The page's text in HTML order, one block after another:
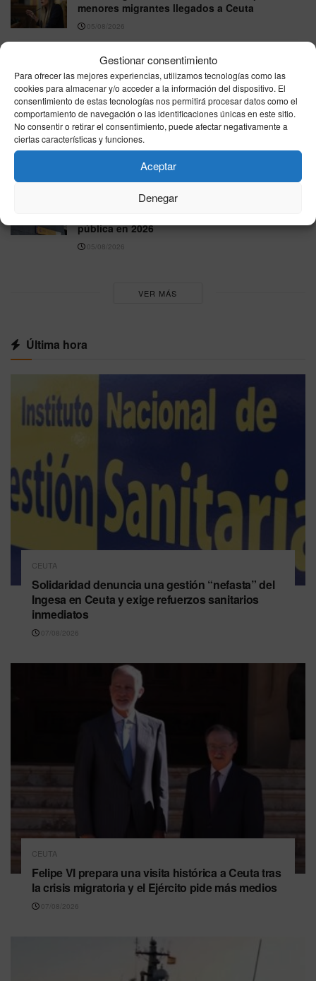
Gestionar consentimiento
Para ofrecer las mejores experiencias, utilizamos tecnologías como las
cookies para almacenar y/o acceder a la información del dispositivo. El
consentimiento de estas tecnologías nos permitirá procesar datos como el
comportamiento de navegación o las identificaciones únicas en este sitio.
No consentir o retirar el consentimiento, puede afectar negativamente a
ciertas características y funciones.
Aceptar
Denegar
menores migrantes llegados a Ceuta
05/08/2026
Nicole Delgado responde a Pablo Fernández
en directo por la Ley Trans: “No permito que
piense por mí”
05/08/2026
Trabajo atribuye a personas recién
regularizadas unas 15.000 de las nuevas altas
del paro en julio
El Gobierno eleva en casi 30.000 millones el
pública en 2026
05/08/2026
VER MÁS
Última hora
CEUTA
Solidaridad denuncia una gestión “nefasta” del
Ingesa en Ceuta y exige refuerzos sanitarios
inmediatos
07/08/2026
CEUTA
Felipe VI prepara una visita histórica a Ceuta tras
la crisis migratoria y el Ejército pide más medios
07/08/2026